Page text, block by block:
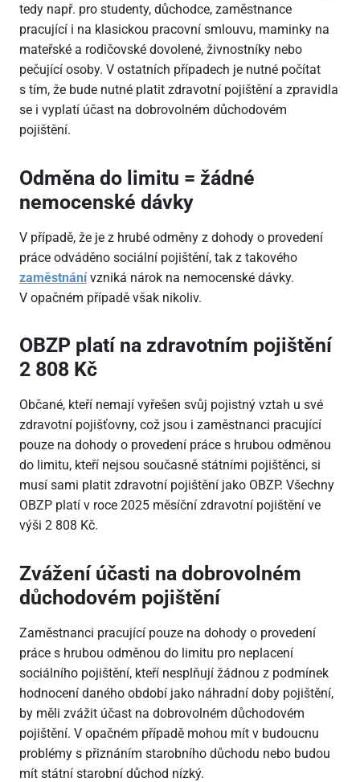
tedy např. pro studenty, důchodce, zaměstnance
pracující i na klasickou pracovní smlouvu, maminky na
mateřské a rodičovské dovolené, živnostníky nebo
pečující osoby. V ostatních případech je nutné počítat
s tím, že bude nutné platit zdravotní pojištění a zpravidla
se i vyplatí účast na dobrovolném důchodovém
pojištění.
Odměna do limitu = žádné
nemocenské dávky
V případě, že je z hrubé odměny z dohody o provedení
práce odváděno sociální pojištění, tak z takového
zaměstnánívzniká nárok na nemocenské dávky.
V opačném případě však nikoliv.
OBZP platí na zdravotním pojištění
2 808 Kč
Občané, kteří nemají vyřešen svůj pojistný vztah u své
zdravotní pojišťovny, což jsou i zaměstnanci pracující
pouze na dohody o provedení práce s hrubou odměnou
do limitu, kteří nejsou současně státními pojištěnci, si
musí sami platit zdravotní pojištění jako OBZP. Všechny
OBZP platí v roce 2025 měsíční zdravotní pojištění ve
výši 2 808 Kč.
Zvážení účasti na dobrovolném
důchodovém pojištění
Zaměstnanci pracující pouze na dohody o provedení
práce s hrubou odměnou do limitu pro neplacení
sociálního pojištění, kteří nesplňují žádnou z podmínek
hodnocení daného období jako náhradní doby pojištění,
by měli zvážit účast na dobrovolném důchodovém
pojištění. V opačném případě mohou mít v budoucnu
problémy s přiznáním starobního důchodu nebo budou
mít státní starobní důchod nízký.